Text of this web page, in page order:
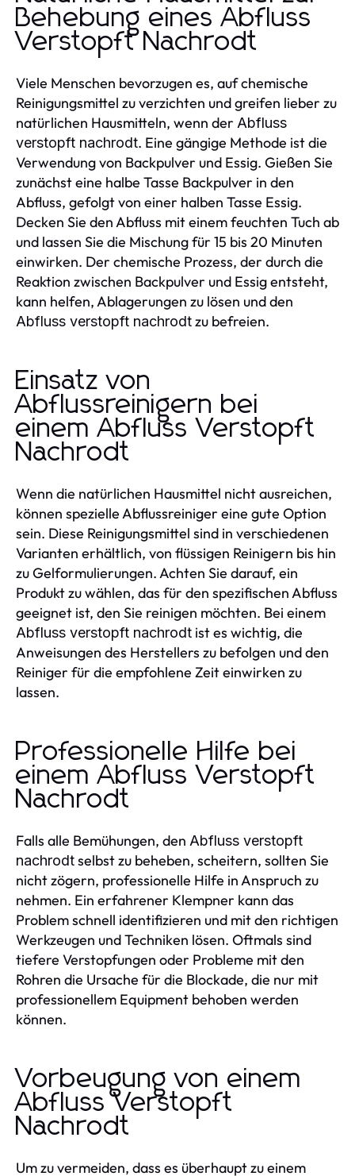
Behebung eines Abfluss
Verstopft Nachrodt
Viele Menschen bevorzugen es, auf chemische
Reinigungsmittel zu verzichten und greifen lieber zu
natürlichen Hausmitteln, wenn der Abfluss
verstopft nachrodt. Eine gängige Methode ist die
Verwendung von Backpulver und Essig. Gießen Sie
zunächst eine halbe Tasse Backpulver in den
Abfluss, gefolgt von einer halben Tasse Essig.
Decken Sie den Abfluss mit einem feuchten Tuch ab
und lassen Sie die Mischung für 15 bis 20 Minuten
einwirken. Der chemische Prozess, der durch die
Reaktion zwischen Backpulver und Essig entsteht,
kann helfen, Ablagerungen zu lösen und den
Abfluss verstopft nachrodtzu befreien.
Einsatz von
Abflussreinigern bei
einem Abfluss Verstopft
Nachrodt
Wenn die natürlichen Hausmittel nicht ausreichen,
können spezielle Abflussreiniger eine gute Option
sein. Diese Reinigungsmittel sind in verschiedenen
Varianten erhältlich, von flüssigen Reinigern bis hin
zu Gelformulierungen. Achten Sie darauf, ein
Produkt zu wählen, das für den spezifischen Abfluss
geeignet ist, den Sie reinigen möchten. Bei einem
Abfluss verstopft nachrodt ist es wichtig, die
Anweisungen des Herstellers zu befolgen und den
Reiniger für die empfohlene Zeit einwirken zu
lassen.
Professionelle Hilfe bei
einem Abfluss Verstopft
Nachrodt
Falls alle Bemühungen, den Abfluss verstopft
nachrodtselbst zu beheben, scheitern, sollten Sie
nicht zögern, professionelle Hilfe in Anspruch zu
nehmen. Ein erfahrener Klempner kann das
Problem schnell identifizieren und mit den richtigen
Werkzeugen und Techniken lösen. Oftmals sind
tiefere Verstopfungen oder Probleme mit den
Rohren die Ursache für die Blockade, die nur mit
professionellem Equipment behoben werden
können.
Vorbeugung von einem
Abfluss Verstopft
Nachrodt
Um zu vermeiden, dass es überhaupt zu einem